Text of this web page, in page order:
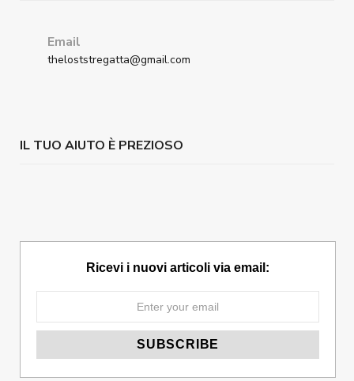
Email
theloststregatta@gmail.com
IL TUO AIUTO È PREZIOSO
Ricevi i nuovi articoli via email: